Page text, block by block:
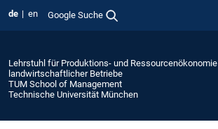
de en Google Suche
Lehrstuhl für Produktions- und Ressourcenökonomie
landwirtschaftlicher Betriebe
TUM School of Management
Technische Universität München